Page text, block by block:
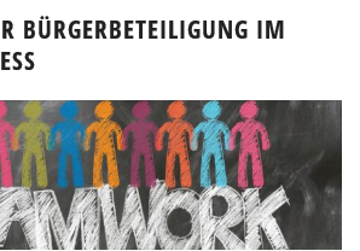
BÜRGERBETEILIGUNG IM